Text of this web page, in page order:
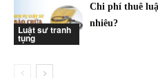
Luật sư tranh
tụng
Chi phí thuê
nhiêu?